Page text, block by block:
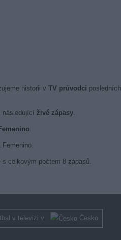
historii v TV průvodci posledních
následující živé zápasy.
.
Femenino.
celkovým počtem 8 zápasů.
v televizi v Česko